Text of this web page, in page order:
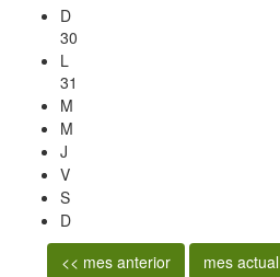
D
30
L
31
M
M
J
V
S
D
<< mes anterior
mes actual